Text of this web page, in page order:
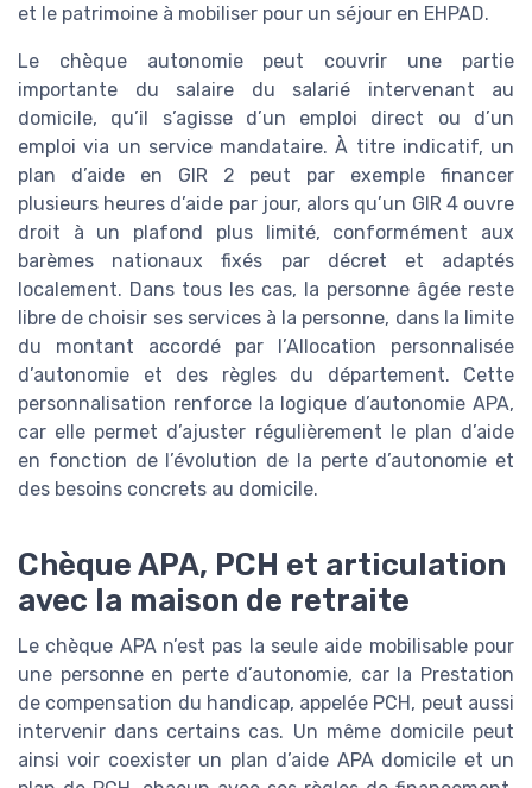
et le patrimoine à mobiliser pour un séjour en EHPAD.
Le chèque autonomie peut couvrir une partie
importante du salaire du salarié intervenant au
domicile, qu’il s’agisse d’un emploi direct ou d’un
emploi via un service mandataire. À titre indicatif, un
plan d’aide en GIR 2 peut par exemple financer
plusieurs heures d’aide par jour, alors qu’un GIR 4 ouvre
droit à un plafond plus limité, conformément aux
barèmes nationaux fixés par décret et adaptés
localement. Dans tous les cas, la personne âgée reste
libre de choisir ses services à la personne, dans la limite
du montant accordé par l’Allocation personnalisée
d’autonomie et des règles du département. Cette
personnalisation renforce la logique d’autonomie APA,
car elle permet d’ajuster régulièrement le plan d’aide
en fonction de l’évolution de la perte d’autonomie et
des besoins concrets au domicile.
Chèque APA, PCH et articulation
avec la maison de retraite
Le chèque APA n’est pas la seule aide mobilisable pour
une personne en perte d’autonomie, car la Prestation
de compensation du handicap, appelée PCH, peut aussi
intervenir dans certains cas. Un même domicile peut
ainsi voir coexister un plan d’aide APA domicile et un